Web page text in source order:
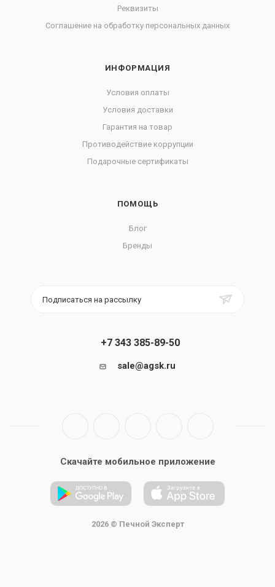
Реквизиты
Соглашение на обработку персональных данных
ИНФОРМАЦИЯ
Условия оплаты
Условия доставки
Гарантия на товар
Противодействие коррупции
Подарочные сертификаты
ПОМОЩЬ
Блог
Бренды
Подписаться на рассылку
+7 343 385-89-50
sale@agsk.ru
Скачайте мобильное приложение
2026 © Печной Эксперт